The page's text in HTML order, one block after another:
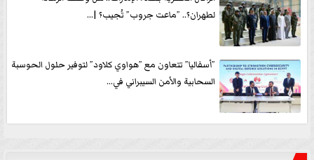
لطهران؟.. ”ماعت جروب” تُجيب؟ |...
”أسفاليا” تتعاون مع ”هواوي كلاود” لتوفير حلول الحوسبة
السحابية والأمن السيبراني في...